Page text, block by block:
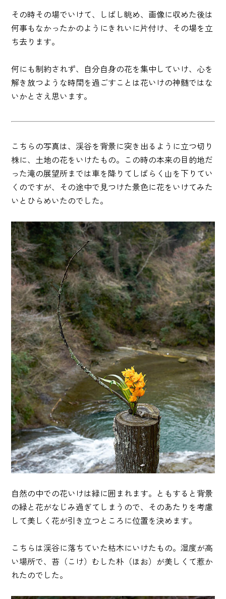
その時その場でいけて、しばし眺め、画像に収めた後は
何事もなかったかのようにきれいに片付け、その場を立
ち去ります。
何にも制約されず、自分自身の花を集中していけ、心を
解き放つような時間を過ごすことは花いけの神髄ではな
いかとさえ思います。
こちらの写真は、渓谷を背景に突き出るように立つ切り
株に、土地の花をいけたもの。この時の本来の目的地だ
った滝の展望所までは車を降りてしばらく山を下りてい
くのですが、その途中で見つけた景色に花をいけてみた
いとひらめいたのでした。
自然の中での花いけは緑に囲まれます。ともすると背景
の緑と花がなじみ過ぎてしまうので、そのあたりを考慮
して美しく花が引き立つところに位置を決めます。
こちらは渓谷に落ちていた枯木にいけたもの。湿度が高
い場所で、苔（こけ）むした朴（ほお）が美しくて惹か
れたのでした。